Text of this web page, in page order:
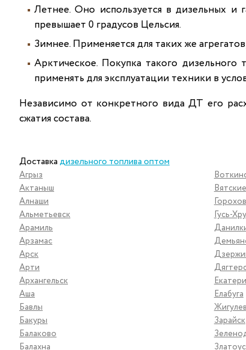
Летнее. Оно используется в дизельных и
превышает 0 градусов Цельсия.
Зимнее. Применяется для таких же
Арктическое. Покупка такого
применять для эксплуатации техники в
Независимо от конкретного вида ДТ его
сжатия состава.
Доставкадизельного топлива оптом
Агрыз
Актаныш
Алнаши
Альметьевск
Арамиль
Арзамас
Арск
Арти
Архангельск
Аша
Бавлы
Бакуры
Балаково
Балахна
Гусь-
Елабуга
Зарайск